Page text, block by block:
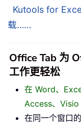
Kutools for
载……
Office Tab 为
工作更轻松
在 Word、
Access、
在同一个窗口